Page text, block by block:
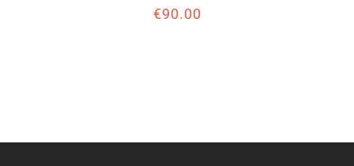
€90.00